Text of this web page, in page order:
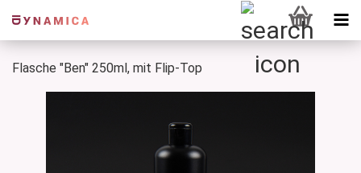
Flasche "Ben" 250ml, mit Flip-Top